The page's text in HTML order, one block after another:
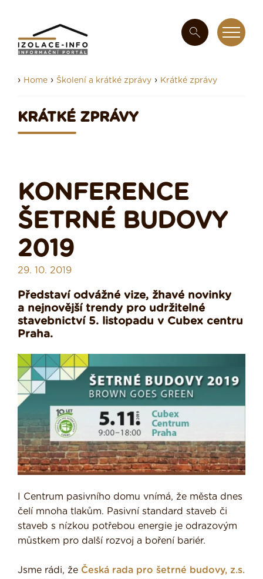
› Home › Školení a krátké zprávy › Krátké zprávy
KRÁTKÉ ZPRÁVY
KONFERENCE
ŠETRNÉ BUDOVY
2019
29. 10. 2019
Představí odvážné vize, žhavé novinky
a nejnovější trendy pro udržitelné
stavebnictví 5. listopadu v Cubex centru
Praha.
I Centrum pasivního domu vnímá, že města dnes
čelí mnoha tlakům. Pasivní standard staveb či
staveb s nízkou potřebou energie je odrazovým
můstkem pro další rozvoj a boření bariér.
Jsme rádi, že Česká rada pro šetrné budovy, z.s.